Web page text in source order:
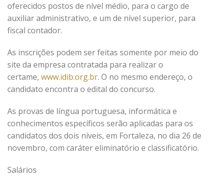
oferecidos postos de nível médio, para o cargo de
auxiliar administrativo, e um de nível superior, para
fiscal contador.
As inscrições podem ser feitas somente por meio do
site da empresa contratada para realizar o
certame, www.idib.org.br. O no mesmo endereço, o
candidato encontra o edital do concurso.
As provas de língua portuguesa, informática e
conhecimentos específicos serão aplicadas para os
candidatos dos dois níveis, em Fortaleza, no dia 26 de
novembro, com caráter eliminatório e classificatório.
Salários